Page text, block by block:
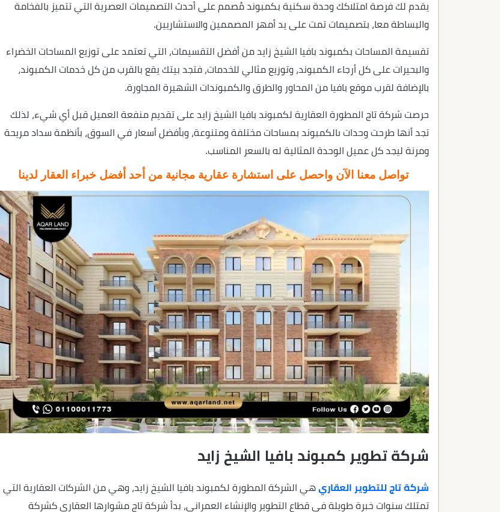
يقدم لك فرصة امتلاكك وحدة سكنية بكمبوند مُصمم على أحدث التصميمات العصرية التي تتميز بالفخامة
والبساطة معا، بتصميمات تمت على يد أمهر المصممين والاستشاريين.
تقسيمة المساحات بكمبوند بافيا الشيخ زايد من أفضل التقسيمات، التي تعتمد على توزيع المساحات الخضراء
والبحيرات على كل أرجاء الكمبوند، وتوزيع مثالي للخدمات، فتجد بيتك يقع بالقرب من كل خدمات الكمبوند،
بالإضافة لقرب موقع بافيا من المحاور والطرق والكمبوندات الشهيرة المجاورة.
حرصت شركة تاج المطورة العقارية لكمبوند بافيا الشيخ زايد على تقديم منفعة العميل قبل أي شيء، لذلك
تجد أنها طرحت وحدات ىالكمبوند بمساحات مختلفة ومتنوعة، وبأفضل أسعار في السوق، بأنظمة سداد مريحة
ومرنة ليجد كل عميل الوحدة المثالية له بالسعر المناسب.
تواصل معنا الآن واحصل على استشارة عقارية مجانية من أحد أفضل خبراء العقار لدينا
شركة تطوير كمبوند بافيا الشيخ زايد
شركة تاج للتطوير العقاري هي الشركة المطورة لكمبوند بافيا الشيخ زايد، وهي من الشركات العقارية التي
تمتلك سنوات خبرة طويلة في قطاع التطوير والإنشاء العمراني، بدأ شركة تاج مشوارها العقاري كشركة